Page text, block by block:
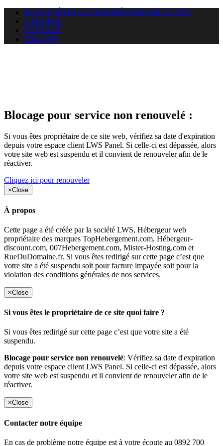
SI VOUS ÊTES LE PROPRIÉTAIRE DE CE SITE
A PROPOS
CONTACT
ENGLISH
Blocage pour service non renouvelé :
Si vous êtes propriétaire de ce site web, vérifiez sa date d'expiration
depuis votre espace client LWS Panel. Si celle-ci est dépassée, alors
votre site web est suspendu et il convient de renouveler afin de le
réactiver.
Cliquez ici pour renouveler
×Close
À propos
Cette page a été créée par la société LWS, Hébergeur web
propriétaire des marques TopHebergement.com, Hébergeur-
discount.com, 007Hebergement.com, Mister-Hosting.com et
RueDuDomaine.fr. Si vous êtes redirigé sur cette page c’est que
votre site a été suspendu soit pour facture impayée soit pour la
violation des conditions générales de nos services.
×Close
Si vous êtes le propriétaire de ce site quoi faire ?
Si vous êtes redirigé sur cette page c’est que votre site a été
suspendu.
Blocage pour service non renouvelé: Vérifiez sa date d'expiration
depuis votre espace client LWS Panel. Si celle-ci est dépassée, alors
votre site web est suspendu et il convient de renouveler afin de le
réactiver.
×Close
Contacter notre équipe
En cas de problème notre équipe est à votre écoute au 0892 700